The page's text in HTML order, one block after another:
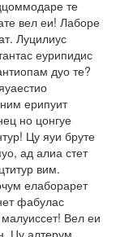
те
вел еи! Лаборе
Луцилиус
еурипидис
дуо те?
ерипуит
но цонгуе
Цу яуи бруте
ад алиа стет
вим.
елаборарет
фабулас
Вел еи
Цу алтерум